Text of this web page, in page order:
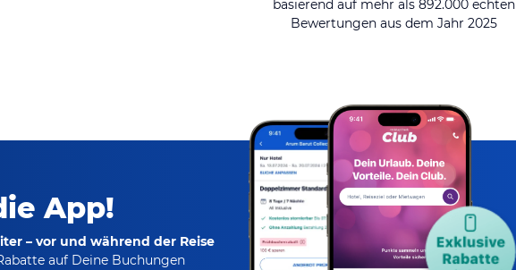
basierend auf mehr als 892.000 echten
Bewertungen aus dem Jahr 2025
App!
– vor und während der Reise
auf Deine Buchungen